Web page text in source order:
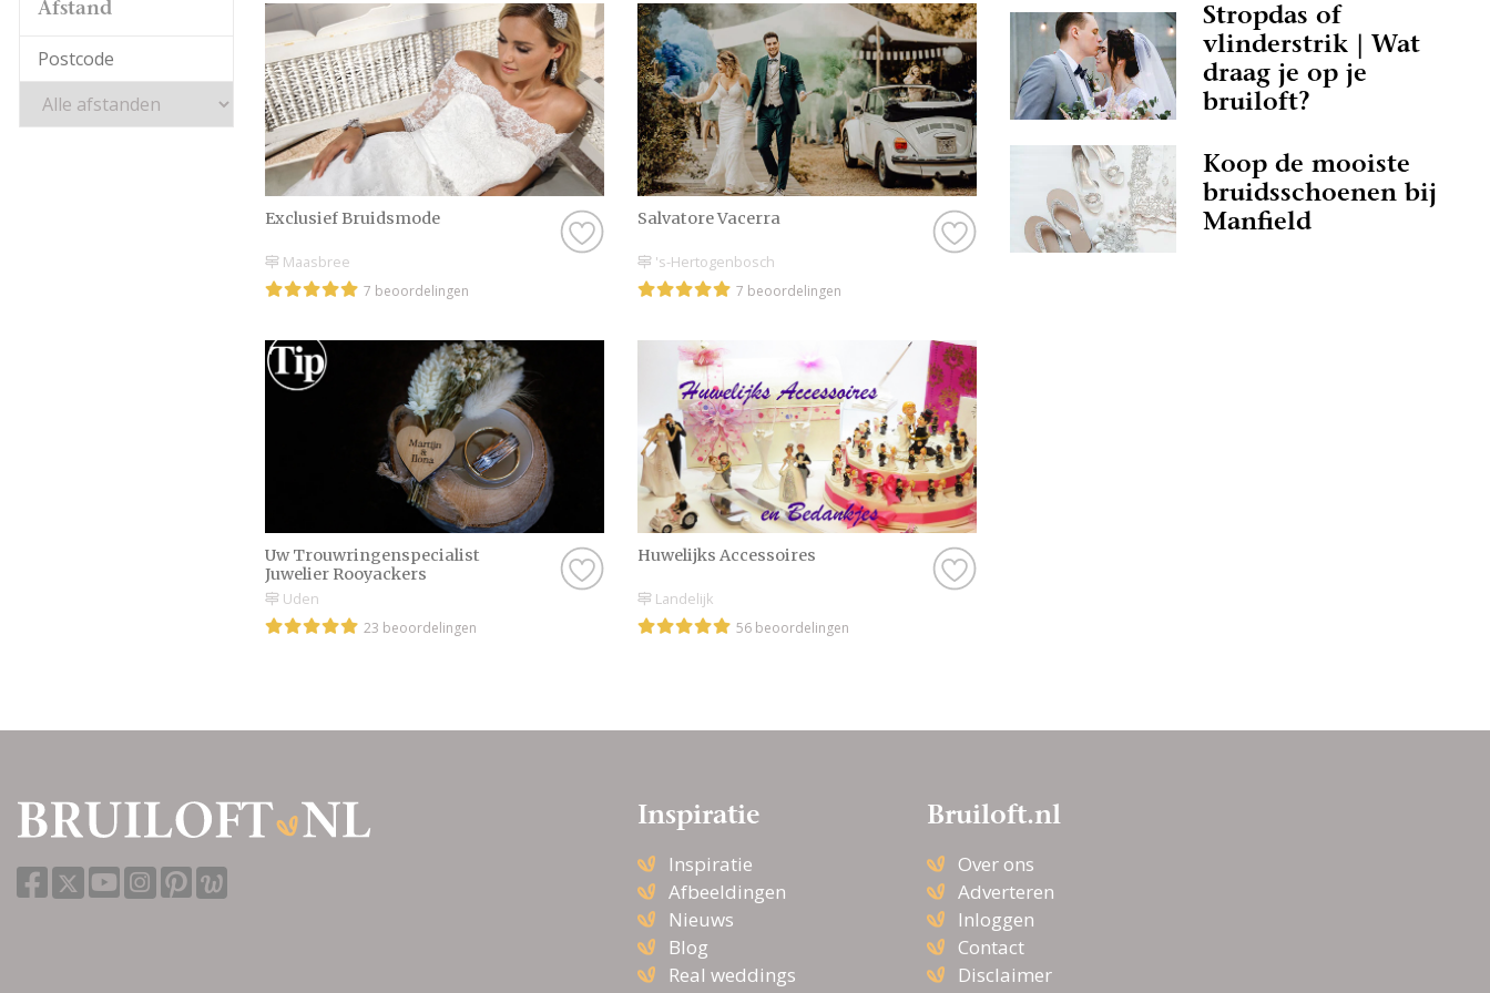
jouw grote dag.
Afstand
Exclusief Bruidsmode
Maasbree
7 beoordelingen
Salvatore Vacerra
's-Hertogenbosch
7 beoordelingen
Uw Trouwringenspecialist
Juwelier Rooyackers
Uden
23 beoordelingen
Huwelijks Accessoires
Landelijk
56 beoordelingen
Stropdas of
vlinderstrik | Wat
draag je op je
bruiloft?
Koop de mooiste
bruidsschoenen bij
Manfield
Inspiratie
Inspiratie
Afbeeldingen
Nieuws
Blog
Real weddings
Bruiloft.nl
Over ons
Adverteren
Inloggen
Contact
Disclaimer